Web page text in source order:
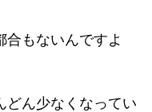
合もないんですよ
どん少なくなってい